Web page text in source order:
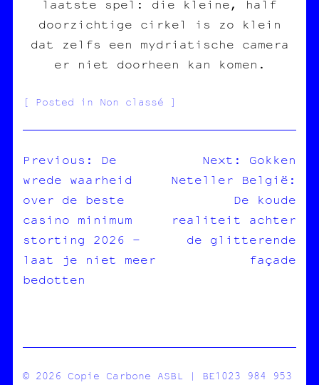
laatste spel: die kleine, half
doorzichtige cirkel is zo klein
dat zelfs een mydriatische camera
er niet doorheen kan komen.
Posted in Non classé
NAVIGATION
DE
L’ARTICLE
Previous:
De
wrede waarheid
over de beste
casino minimum
storting 2026 –
laat je niet meer
bedotten
Next:
Gokken
Neteller België:
De koude
realiteit achter
de glitterende
façade
© 2026 Copie Carbone ASBL | BE1023 984 953